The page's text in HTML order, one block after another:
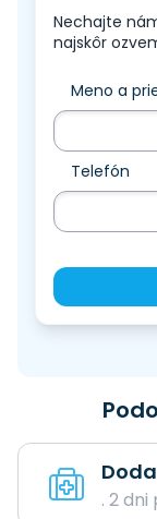
Nechajte
najskôr
Meno a
Telefón
. 2 dni